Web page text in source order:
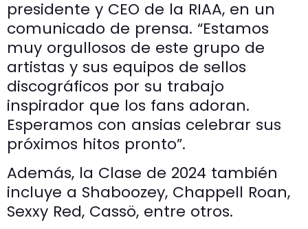
presidente y CEO de la RIAA, en un
comunicado de prensa. “Estamos
muy orgullosos de este grupo de
artistas y sus equipos de sellos
discográficos por su trabajo
inspirador que los fans adoran.
Esperamos con ansias celebrar sus
próximos hitos pronto”.
Además, la Clase de 2024 también
incluye a Shaboozey, Chappell Roan,
Sexxy Red, Cassö, entre otros.